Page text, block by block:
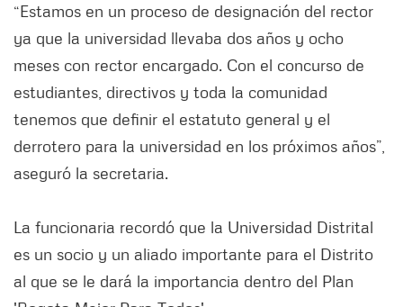
“Estamos en un proceso de designación del rector
ya que la universidad llevaba dos años y ocho
meses con rector encargado. Con el concurso de
estudiantes, directivos y toda la comunidad
tenemos que definir el estatuto general y el
derrotero para la universidad en los próximos años”,
aseguró la secretaria.
La funcionaria recordó que la Universidad Distrital
es un socio y un aliado importante para el Distrito
al que se le dará la importancia dentro del Plan